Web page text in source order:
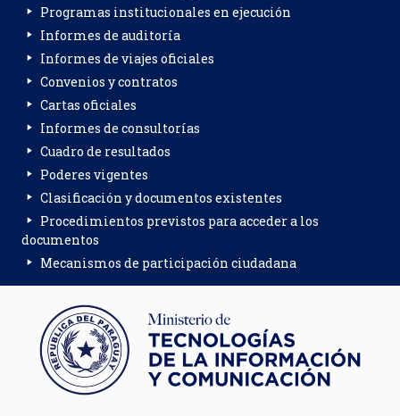
Programas institucionales en ejecución
Informes de auditoría
Informes de viajes oficiales
Convenios y contratos
Cartas oficiales
Informes de consultorías
Cuadro de resultados
Poderes vigentes
Clasificación y documentos existentes
Procedimientos previstos para acceder a los
documentos
Mecanismos de participación ciudadana